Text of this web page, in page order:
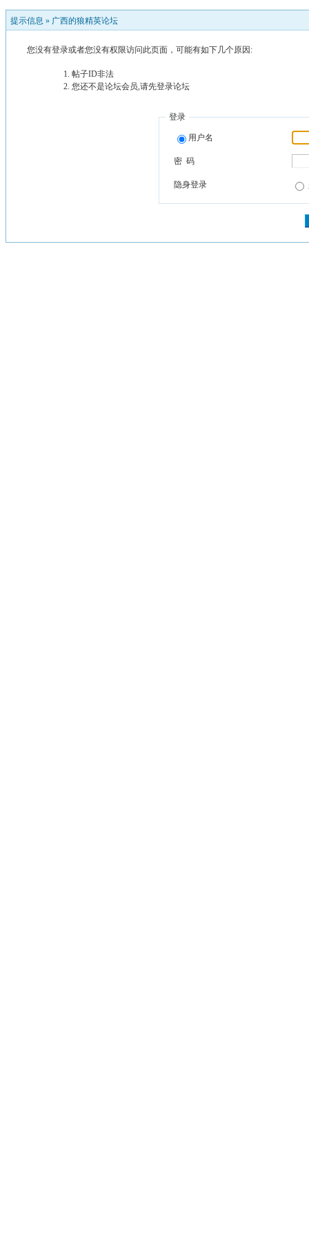
提示信息 » 广西的狼精英论坛
您没有登录或者您没有权限访问此页面，可能有如下几个原因:
帖子ID非法
您还不是论坛会员,请先登录论坛
登录
用户名
密 码
隐身登录